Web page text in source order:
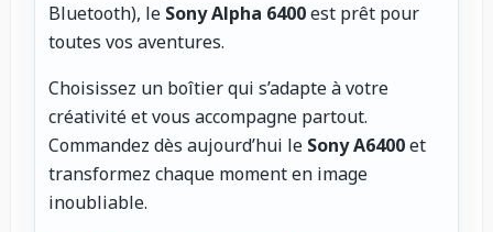
Bluetooth), le Sony Alpha 6400est prêt pour
toutes vos aventures.
Choisissez un boîtier qui s’adapte à votre
créativité et vous accompagne partout.
Commandez dès aujourd’hui le Sony A6400et
transformez chaque moment en image
inoubliable.